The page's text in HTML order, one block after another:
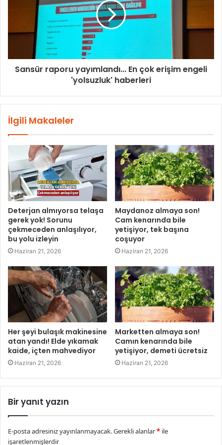
Sansür raporu yayımlandı... En çok erişim engeli
'yolsuzluk' haberleri
İlgili Makaleler
Deterjan almıyorsa telaşa
gerek yok! Sorunu
çekmeceden anlaşılıyor,
bu yolu izleyin
Haziran 21, 2026
Maydanoz almaya son!
Cam kenarında bile
yetişiyor, tek başına
coşuyor
Haziran 21, 2026
Her şeyi bulaşık makinesine
atan yandı! Elde yıkamak
kaide, içten mahvediyor
Haziran 21, 2026
Marketten almaya son!
Camın kenarında bile
yetişiyor, demeti ücretsiz
Haziran 21, 2026
Bir yanıt yazın
E-posta adresiniz yayınlanmayacak.Gerekli alanlar* ile
işaretlenmişlerdir